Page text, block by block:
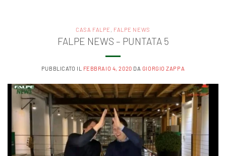
CASA FALPE , FALPE NEWS
FALPE NEWS – PUNTATA 5
PUBBLICATO IL FEBBRAIO 4, 2020 DA GIORGIO ZAPPA